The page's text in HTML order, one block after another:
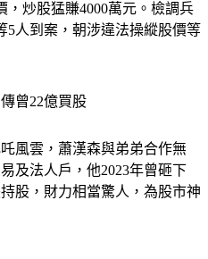
人到案，朝涉違法操縱股價等
及法人戶，他2023年曾砸下
股，財力相當驚人，為股市神